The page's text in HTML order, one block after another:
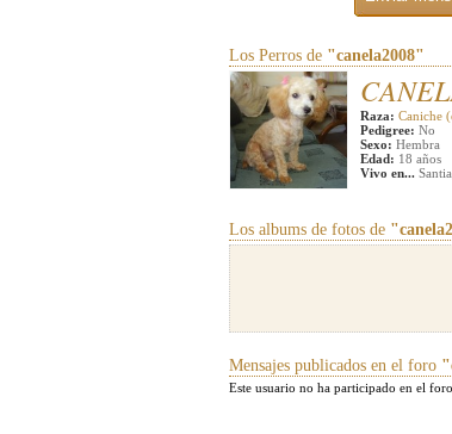
Los Perros de "canela2008"
Raza: Caniche
Pedigree: No
Sexo: Hembra
Edad: 18 años
Vivo en...
Los albums de fotos de
Mensajes publicados en el foro
Este usuario no ha participado en el foro